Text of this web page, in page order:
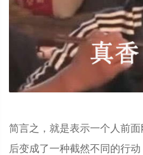
简言之，就是表示一个人前
后变成了一种截然不同的行动